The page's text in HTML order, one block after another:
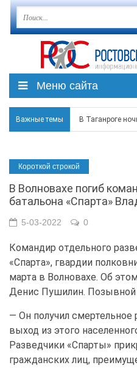
Меню сайта
Важные темы
В Таганроге
Застройщики:
Режим ЧС
Короткой строкой
В Волновахе погиб
батальона «Спарта»
5-03-2022 0
Командир отдельного
«Спарта», гвардии
марта в Волновахе. Об
Денис Пушилин.
— Он получил смертельное
выход из этого
Разведчики «Спарты»
гражданских лиц,